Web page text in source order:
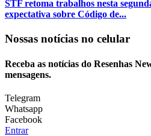
STF retoma trabalhos nesta
expectativa sobre Código de...
Nossas notícias no celular
Receba as notícias do Resenhas
mensagens.
Telegram
Whatsapp
Facebook
Entrar